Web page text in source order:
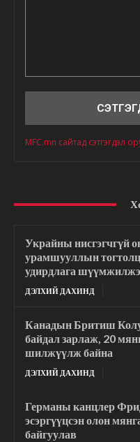
MFC.mn сайтад сэтгэгдэл
Украйны нисгэгчгүй
урамшууллын
удирдлага
ДЭЛХИЙ ДАХИНД
Канадын Бритиш
байдал зарлаж, 20
шилжүүлж байна
ДЭЛХИЙ ДАХИНД
Германы канцлер
эсэргүүцсэн олон
байгуулав